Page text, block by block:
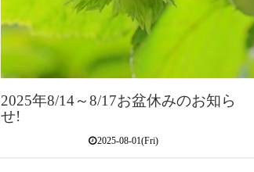
2025年8/14～8/17お盆休みのお知ら
せ!
2025-08-01(Fri)